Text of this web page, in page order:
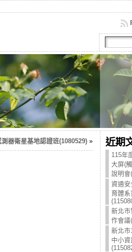
器衛星基地認證班(1080529)» 近期
115年
大屏(
說明會
資通安
育體系
新北市
作會議
新北市
中小